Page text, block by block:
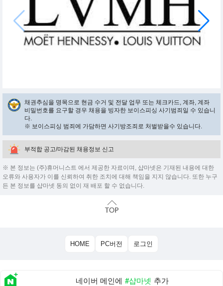
채권추심을 명목으로 현금 수거 및 전달 업무 또는 체크카드, 계좌, 계좌
비밀번호를 요구할 경우 채용을 빙자한 보이스피싱 사기범죄일 수 있습니
다.
※ 보이스피싱 범죄에 가담하면 사기방조죄로 처벌받을수 있습니다.
부적합 공고/마감된 채용정보 신고
※ 본 정보는 (주)휴머니스트 에서 제공한 자료이며, 샵마넷은 기재된 내용에 대한
오류와 사용자가 이를 신뢰하여 취한 조치에 대해 책임을 지지 않습니다. 또한 누구
든 본 정보를 샵마넷 동의 없이 재 배포 할 수 없습니다.
HOME PC버전 로그인
네이버 메인에 #샵마넷 추가